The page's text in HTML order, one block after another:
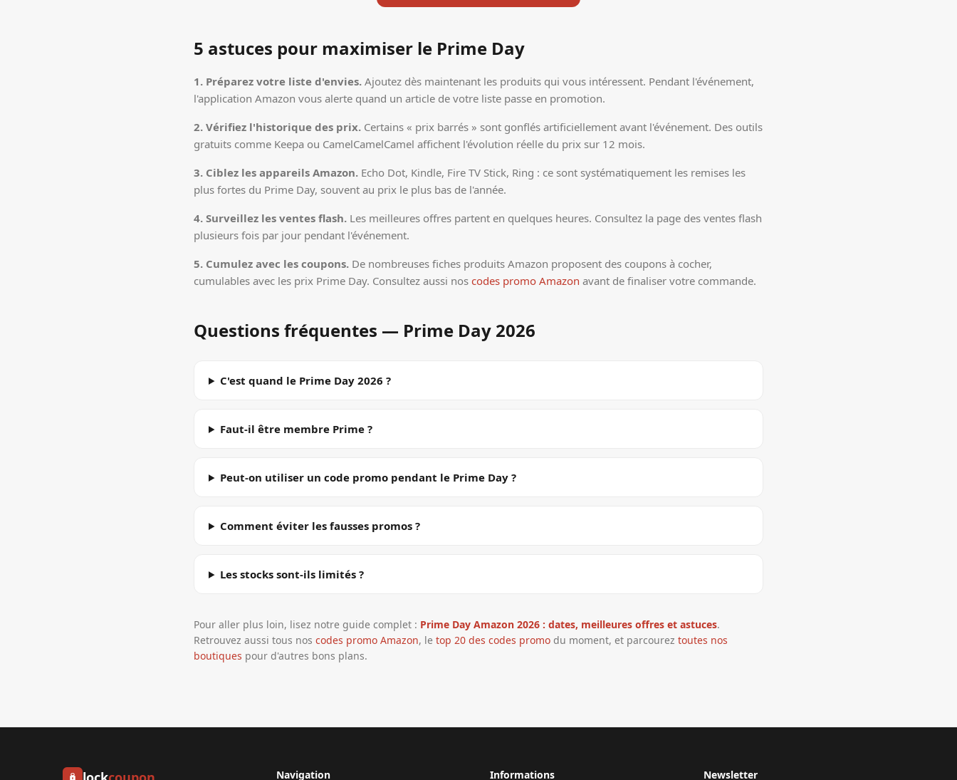
5 astuces pour maximiser le Prime Day
1. Préparez votre liste d'envies. Ajoutez dès maintenant les produits qui vous intéressent. Pendant l'événement,
l'application Amazon vous alerte quand un article de votre liste passe en promotion.
2. Vérifiez l'historique des prix. Certains « prix barrés » sont gonflés artificiellement avant l'événement. Des outils
gratuits comme Keepa ou CamelCamelCamel affichent l'évolution réelle du prix sur 12 mois.
3. Ciblez les appareils Amazon. Echo Dot, Kindle, Fire TV Stick, Ring : ce sont systématiquement les remises les
plus fortes du Prime Day, souvent au prix le plus bas de l'année.
4. Surveillez les ventes flash. Les meilleures offres partent en quelques heures. Consultez la page des ventes flash
plusieurs fois par jour pendant l'événement.
5. Cumulez avec les coupons. De nombreuses fiches produits Amazon proposent des coupons à cocher,
cumulables avec les prix Prime Day. Consultez aussi nos codes promo Amazon avant de finaliser votre commande.
Questions fréquentes — Prime Day 2026
C'est quand le Prime Day 2026 ?
Faut-il être membre Prime ?
Peut-on utiliser un code promo pendant le Prime Day ?
Comment éviter les fausses promos ?
Les stocks sont-ils limités ?
Pour aller plus loin, lisez notre guide complet : Prime Day Amazon 2026 : dates, meilleures offres et astuces.
Retrouvez aussi tous nos codes promo Amazon, le top 20 des codes promo du moment, et parcourez toutes nos
boutiques pour d'autres bons plans.
Navigation Informations Newsletter